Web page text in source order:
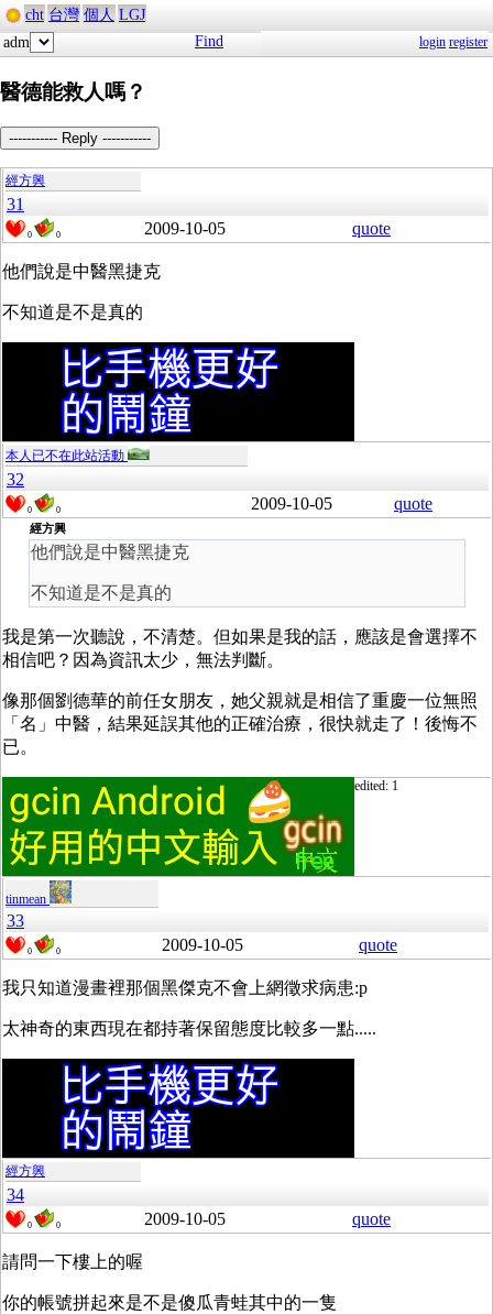
cht 台灣 個人 LGJ
adm
Find login register
醫德能救人嗎？
----------- Reply -----------
經方興
31
0 0 2009-10-05 quote
他們說是中醫黑捷克
不知道是不是真的
本人已不在此站活動
32
0 0 2009-10-05 quote
經方興
他們說是中醫黑捷克
不知道是不是真的
我是第一次聽說，不清楚。但如果是我的話，應該是會選擇不
相信吧？因為資訊太少，無法判斷。
像那個劉德華的前任女朋友，她父親就是相信了重慶一位無照
「名」中醫，結果延誤其他的正確治療，很快就走了！後悔不
已。
edited: 1
tinmean
33
0 0 2009-10-05 quote
我只知道漫畫裡那個黑傑克不會上網徵求病患:p
太神奇的東西現在都持著保留態度比較多一點.....
經方興
34
0 0 2009-10-05 quote
請問一下樓上的喔
你的帳號拼起來是不是傻瓜青蛙其中的一隻